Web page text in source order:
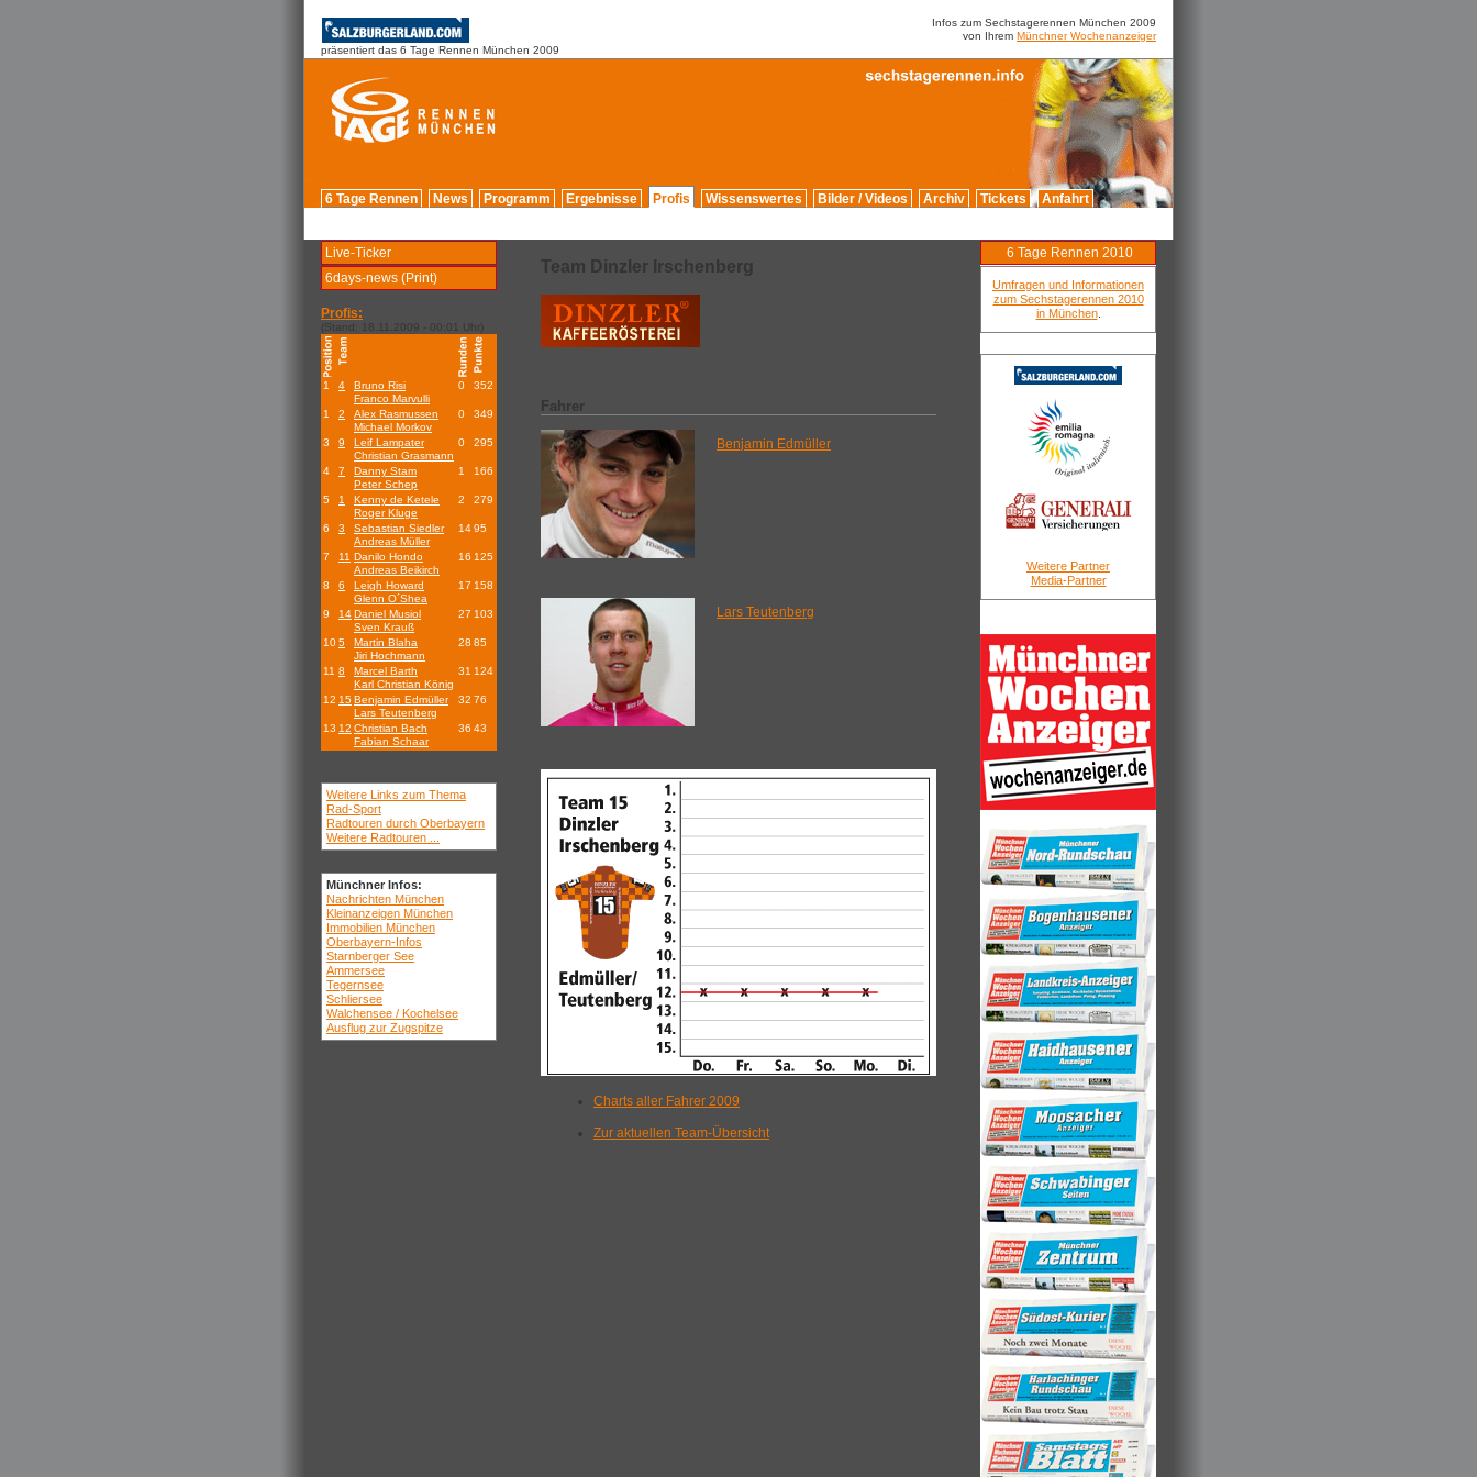
präsentiert das 6 Tage Rennen München 2009
Infos zum Sechstagerennen München 2009
von Ihrem Münchner Wochenanzeiger
6 Tage Rennen News Programm Ergebnisse Profis Wissenswertes Bilder / Videos Archiv Tickets Anfahrt
Live-Ticker
6days-news (Print)
Profis:
(Stand: 18.11.2009 - 00:01 Uhr)
1 4
Bruno Risi
Franco Marvulli
0 352
1 2
Alex Rasmussen
Michael Morkov
0 349
3 9
Leif Lampater
Christian Grasmann
0 295
4 7
Danny Stam
Peter Schep
1 166
5 1
Kenny de Ketele
Roger Kluge
2 279
6 3
Sebastian Siedler
Andreas Müller
1495
7 11 Danilo Hondo
Andreas Beikirch
16 125
8 6
Leigh Howard
Glenn O´Shea
17 158
9 14Daniel Musiol
Sven Krauß
27 103
105
Martin Blaha
Jiri Hochmann
28 85
11 8
Marcel Barth
Karl Christian König
31 124
12 15Benjamin Edmüller
Lars Teutenberg
32 76
13 12 Christian Bach
Fabian Schaar
36 43
Weitere Links zum Thema
Rad-Sport
Radtouren durch Oberbayern
Weitere Radtouren ...
Münchner Infos:
Nachrichten München
Kleinanzeigen München
Immobilien München
Oberbayern-Infos
Starnberger See
Ammersee
Tegernsee
Schliersee
Walchensee / Kochelsee
Ausflug zur Zugspitze
Team Dinzler Irschenberg
Fahrer
Benjamin Edmüller
Lars Teutenberg
Charts aller Fahrer 2009
Zur aktuellen Team-Übersicht
6 Tage Rennen 2010
Umfragen und Informationen
zum Sechstagerennen 2010
in München.
Weitere Partner
Media-Partner